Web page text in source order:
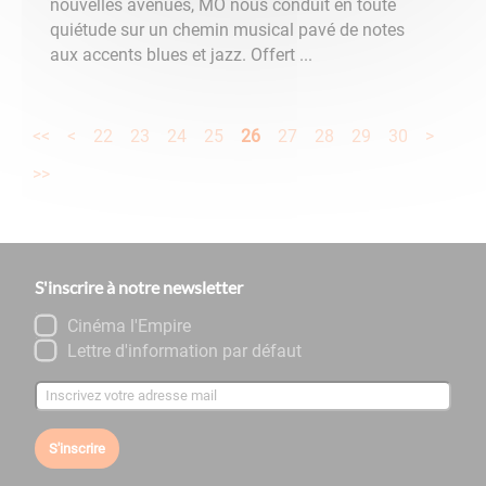
nouvelles avenues, MO nous conduit en toute
quiétude sur un chemin musical pavé de notes
aux accents blues et jazz. Offert ...
<< < 22 23 24 25 26 27 28 29 30
>
>>
S'inscrire à notre newsletter
Cinéma l'Empire
Lettre d'information par défaut
S'inscrire